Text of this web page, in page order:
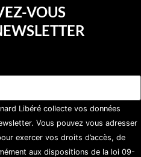
VOUS
Libéré collecte vos données
Vous pouvez vous adresser
exercer vos droits d’accès, de
aux dispositions de la loi 09-